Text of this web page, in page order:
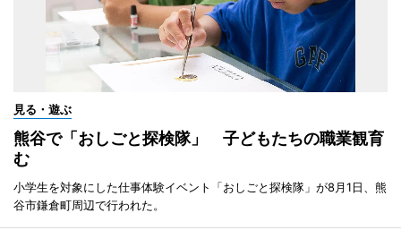
見る・遊ぶ
熊谷で「おしごと探検隊」 子どもたちの職業観育
む
小学生を対象にした仕事体験イベント「おしごと探検隊」が8月1日、熊
谷市鎌倉町周辺で行われた。